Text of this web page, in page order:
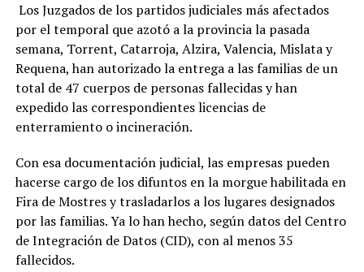
Los Juzgados de los partidos judiciales más afectados
por el temporal que azotó a la provincia la pasada
semana, Torrent, Catarroja, Alzira, Valencia, Mislata y
Requena, han autorizado la entrega a las familias de un
total de 47 cuerpos de personas fallecidas y han
expedido las correspondientes licencias de
enterramiento o incineración.
Con esa documentación judicial, las empresas pueden
hacerse cargo de los difuntos en la morgue habilitada en
Fira de Mostres y trasladarlos a los lugares designados
por las familias. Ya lo han hecho, según datos del Centro
de Integración de Datos (CID), con al menos 35
fallecidos.